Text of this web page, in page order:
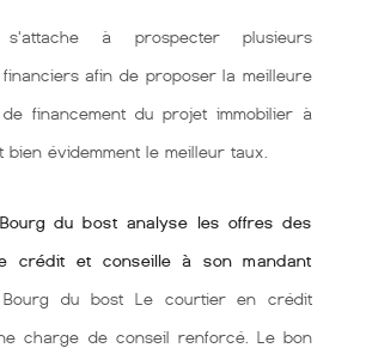
à prospecter plusieurs
financiers afin de proposer la meilleure
de financement du projet immobilier à
bien évidemment le meilleur taux.
du bost analyse les offres des
crédit et conseille à son mandant
Bourg du bost Le courtier en crédit
charge de conseil renforcé. Le bon